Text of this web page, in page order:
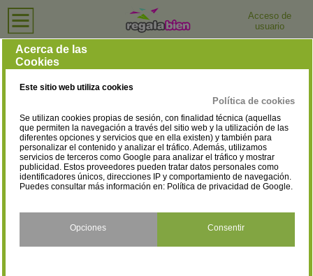
Acceso de
usuario
Profesionales
Selecciona la provincia
Inicio › Profesionales
Málaga Tienda Virtual
(5)
Valencia(4) Jaén(2)
Cádiz(2) Alicante(1)
Huelva(1) Granada(1)
Ciudad Real(1) Córdoba(1)
Acerca de las
Cookies
Este sitio web utiliza cookies
Política de cookies
Se utilizan cookies propias de sesión, con finalidad técnica (aquellas
que permiten la navegación a través del sitio web y la utilización de las
diferentes opciones y servicios que en ella existen) y también para
personalizar el contenido y analizar el tráfico. Además, utilizamos
servicios de terceros como Google para analizar el tráfico y mostrar
publicidad. Estos proveedores pueden tratar datos personales como
identificadores únicos, direcciones IP y comportamiento de navegación.
Puedes consultar más información en: Política de privacidad de Google.
Opciones Consentir